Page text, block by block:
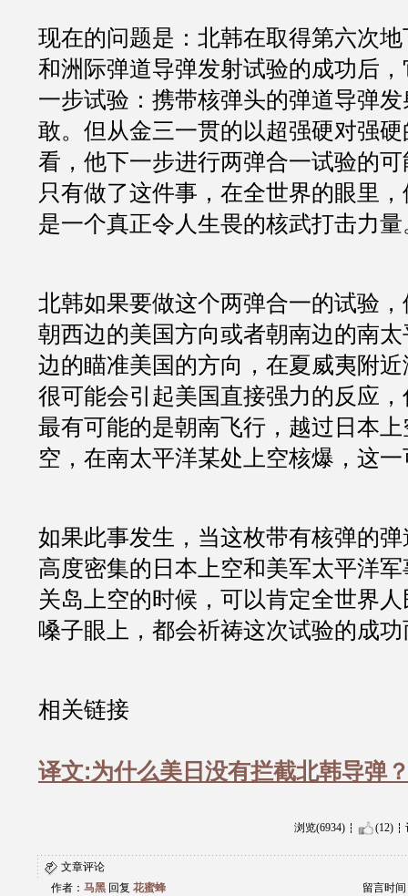
现在的问题是：北韩在取得第六次
和洲际弹道导弹发射试验的成功后
一步试验：携带核弹头的弹道导弹
敢。但从金三一贯的以超强硬对强
看，他下一步进行两弹合一试验的
只有做了这件事，在全世界的眼里
是一个真正令人生畏的核武打击力量
北韩如果要做这个两弹合一的试验
朝西边的美国方向或者朝南边的南
边的瞄准美国的方向，在夏威夷附
很可能会引起美国直接强力的反应
最有可能的是朝南飞行，越过日本
空，在南太平洋某处上空核爆，这
如果此事发生，当这枚带有核弹的
高度密集的日本上空和美军太平洋
关岛上空的时候，可以肯定全世界
嗓子眼上，都会祈祷这次试验的成
相关链接
译文:为什么美日没有拦截北韩导弹
浏览(6934) (12)
文章评论
作者： 马黑 回复 花蜜蜂 留言时间